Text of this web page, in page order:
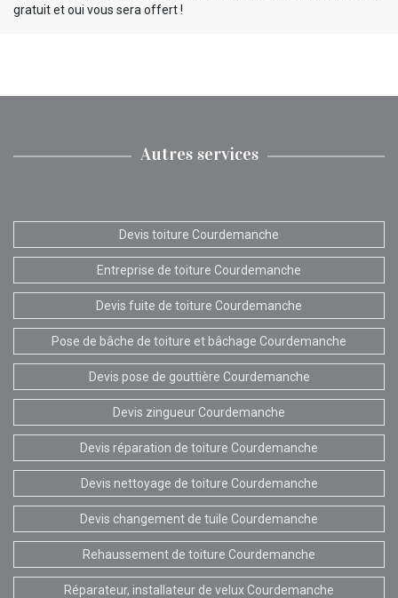
gratuit et oui vous sera offert !
Autres services
Devis toiture Courdemanche
Entreprise de toiture Courdemanche
Devis fuite de toiture Courdemanche
Pose de bâche de toiture et bâchage Courdemanche
Devis pose de gouttière Courdemanche
Devis zingueur Courdemanche
Devis réparation de toiture Courdemanche
Devis nettoyage de toiture Courdemanche
Devis changement de tuile Courdemanche
Rehaussement de toiture Courdemanche
Réparateur, installateur de velux Courdemanche